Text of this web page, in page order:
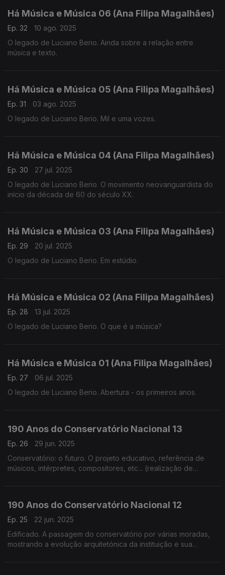
Há Música e Música 06 (Ana Filipa Magalhães)
Ep. 32
10 ago. 2025
O legado de Luciano Berio. Ainda sobre a relação entre
música e texto.
Há Música e Música 05 (Ana Filipa Magalhães)
Ep. 31
03 ago. 2025
O legado de Luciano Berio. Mil e uma vozes.
Há Música e Música 04 (Ana Filipa Magalhães)
Ep. 30
27 jul. 2025
O legado de Luciano Berio. O movimento neovanguardista do
início da década de 60 do século XX.
Há Música e Música 03 (Ana Filipa Magalhães)
Ep. 29
20 jul. 2025
O legado de Luciano Berio. Em estúdio.
Há Música e Música 02 (Ana Filipa Magalhães)
Ep. 28
13 jul. 2025
O legado de Luciano Berio. O que é a música?
Há Música e Música 01 (Ana Filipa Magalhães)
Ep. 27
06 jul. 2025
O legado de Luciano Berio. Abertura - os primeiros anos.
190 Anos do Conservatório Nacional 13
Ep. 26
29 jun. 2025
Conservatório: o futuro. O projeto educativo, referência de
músicos, intérpretes, compositores, etc... (realização de
190 Anos do Conservatório Nacional 12
Ep. 25
22 jun. 2025
Edificado. A passagem do conservatório por várias moradas,
mostrando a evolução arquitetónica da instituição e sua